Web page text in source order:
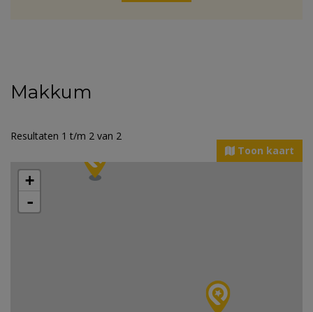
Makkum
Resultaten 1 t/m 2 van 2
Toon kaart
+
-